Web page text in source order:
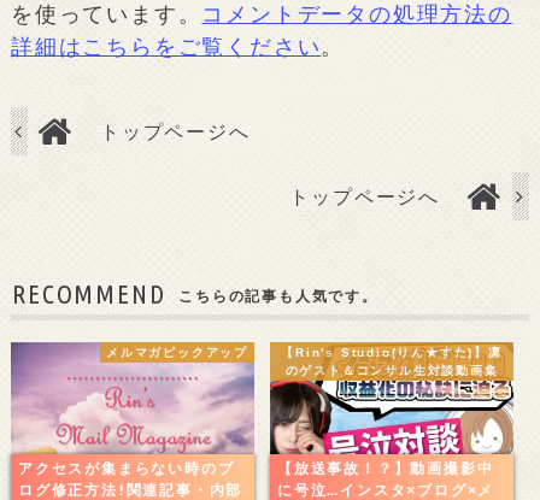
を使っています。 コメントデータの処理方法の
詳細はこちらをご覧ください 。
トップページへ
トップページへ
RECOMMEND こちらの記事も人気です。
メルマガピックアップ
アクセスが集まらない時のブ
ログ修正方法!関連記事・内部
【Rin's Studio(りん★すた)】凛
のゲスト＆コンサル生対談動画集
【放送事故！？】動画撮影中
に号泣…インスタ×ブログ×メ